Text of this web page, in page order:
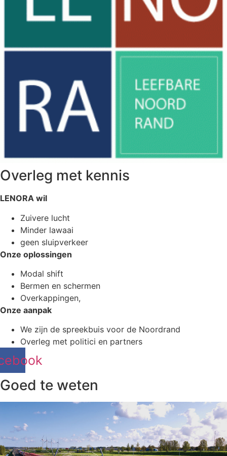
Overleg met kennis
LENORA wil
Zuivere lucht
Minder lawaai
geen sluipverkeer
Onze oplossingen
Modal shift
Bermen en schermen
Overkappingen,
Onze aanpak
We zijn de spreekbuis voor de Noordrand
Overleg met politici en partners
Goed te weten